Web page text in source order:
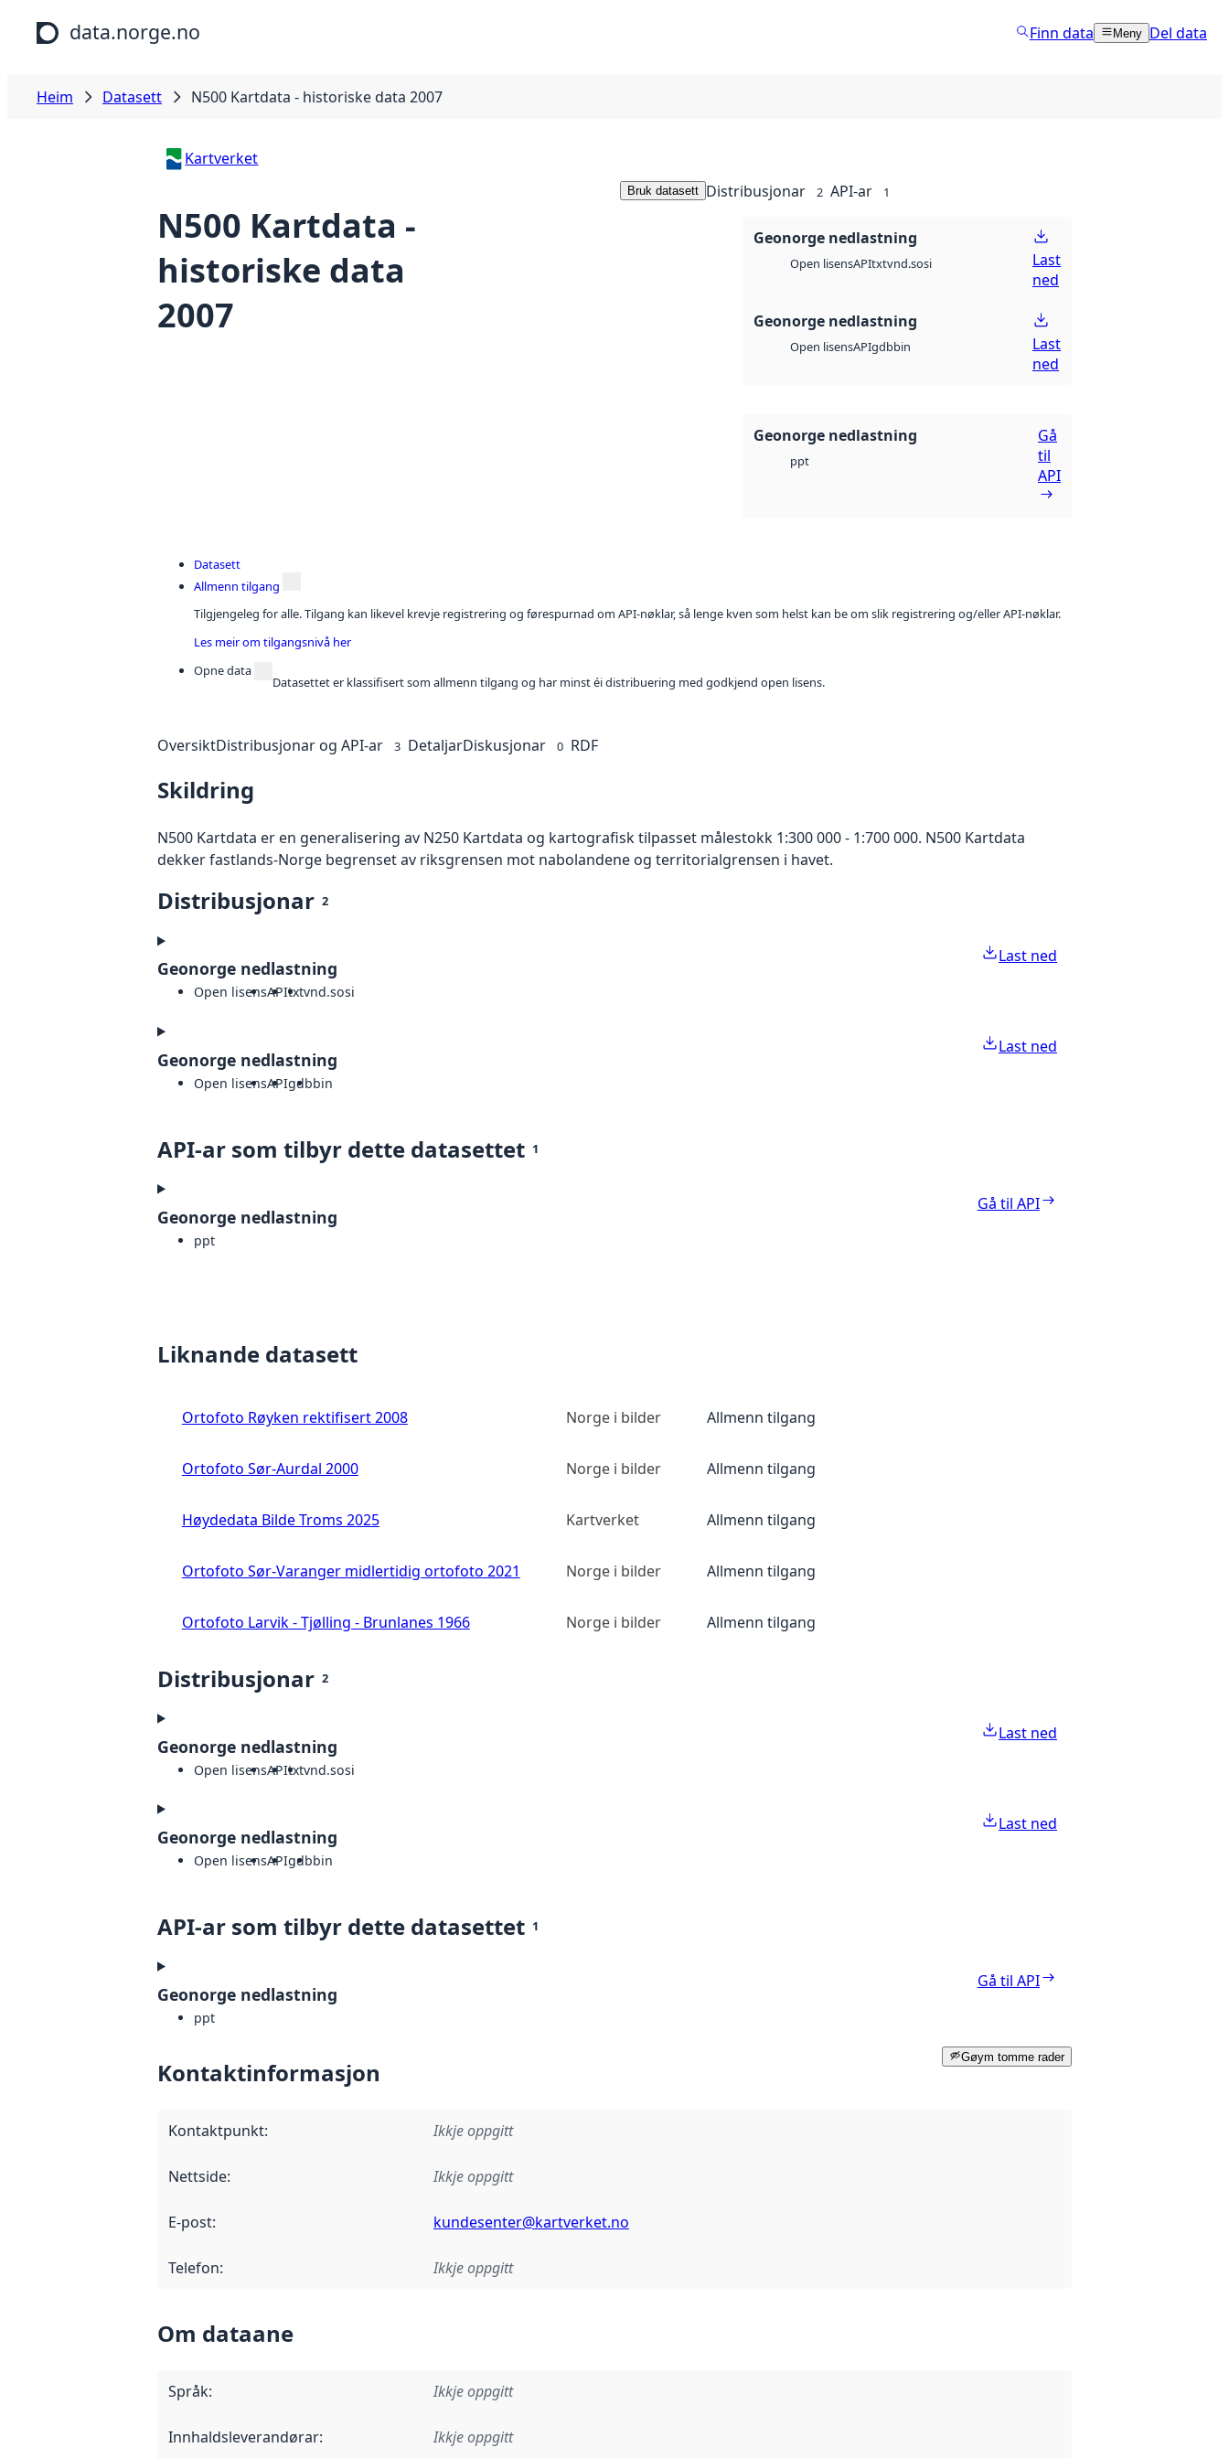
Hopp til hovudinnhald
data.norge.no Finn data Meny Del data
Heim Datasett N500 Kartdata - historiske data 2007
Kartverket
N500 Kartdata -
historiske data
2007
Bruk datasett Distribusjonar 2 API-ar 1
Geonorge nedlastning
Open lisensAPItxtvnd.sosi
Last
ned
Geonorge nedlastning
Open lisensAPIgdbbin
Last
ned
Geonorge nedlastning
ppt
Gå
til
API
Datasett
Allmenn tilgang
Tilgjengeleg for alle. Tilgang kan likevel krevje registrering og førespurnad om API-nøklar, så lenge kven som helst kan be om slik registrering og/eller API-nøklar.
Les meir om tilgangsnivå her
Opne data
Datasettet er klassifisert som allmenn tilgang og har minst éi distribuering med godkjend open lisens.
OversiktDistribusjonar og API-ar 3 DetaljarDiskusjonar 0 RDF
Skildring
N500 Kartdata er en generalisering av N250 Kartdata og kartografisk tilpasset målestokk 1:300 000 - 1:700 000. N500 Kartdata
dekker fastlands-Norge begrenset av riksgrensen mot nabolandene og territorialgrensen i havet.
Distribusjonar 2
Geonorge nedlastning
Open lisensAPItxtvnd.sosi
Last ned
Geonorge nedlastning
Open lisensAPIgdbbin
Last ned
API-ar som tilbyr dette datasettet 1
Geonorge nedlastning
ppt
Gå til API
Liknande datasett
Ortofoto Røyken rektifisert 2008 Norge i bilder Allmenn tilgang
Ortofoto Sør-Aurdal 2000 Norge i bilder Allmenn tilgang
Høydedata Bilde Troms 2025 Kartverket Allmenn tilgang
Ortofoto Sør-Varanger midlertidig ortofoto 2021 Norge i bilder Allmenn tilgang
Ortofoto Larvik - Tjølling - Brunlanes 1966 Norge i bilder Allmenn tilgang
Distribusjonar 2
Geonorge nedlastning
Open lisensAPItxtvnd.sosi
Last ned
Geonorge nedlastning
Open lisensAPIgdbbin
Last ned
API-ar som tilbyr dette datasettet 1
Geonorge nedlastning
ppt
Gå til API
Gøym tomme rader
Kontaktinformasjon
Kontaktpunkt: Ikkje oppgitt
Nettside: Ikkje oppgitt
E-post: kundesenter@kartverket.no
Telefon: Ikkje oppgitt
Om dataane
Språk: Ikkje oppgitt
Innhaldsleverandørar: Ikkje oppgitt